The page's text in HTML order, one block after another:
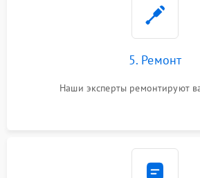
5. Ремонт
Наши эксперты ремонтируют